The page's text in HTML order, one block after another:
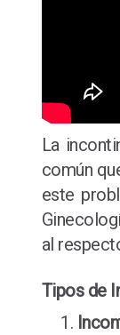
La
común
este
al
Tipos de